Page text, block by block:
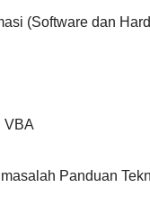
(Software dan
VBA
Panduan